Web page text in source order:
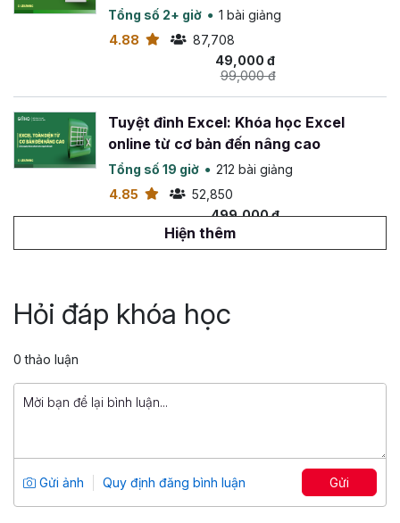
dạy bạn
Tổng số 2+ giờ
1 bài giảng
4.88
87,708
49,000 đ
99,000 đ
Tuyệt đỉnh Excel: Khóa học Excel
online từ cơ bản đến nâng cao
Tổng số 19 giờ
212 bài giảng
4.85
52,850
499,000 đ
799,000 đ
Tổng số 14 giờ
142 bài giảng
799,000 đ
Tổng số 12 giờ
91 bài giảng
4.86
25,047
Hiện thêm
Hỏi đáp khóa học
0 thảo luận
Gửi ảnh Quy định đăng bình luận Gửi